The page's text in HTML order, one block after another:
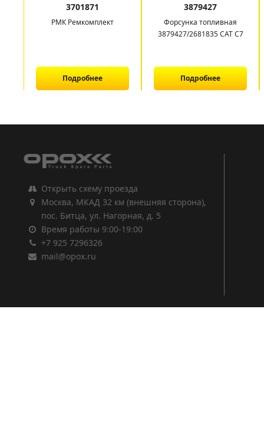
3701871
РМК Ремкомплект
Подробнее
3879427
Форсунка топливная
3879427/2681835 CAT C7
Подробнее
Открыть схему проезда
Москва, МКАД 32 км (внешняя сторона),
пос. Битца, ул. Нагорная, д. 5
Время работы 9:00-19:00
+7 925 7296326
mail@opox.ru